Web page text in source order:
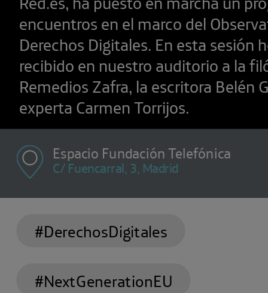
encuentros en el marco del
Derechos Digitales. En esta sesión
recibido en nuestro auditorio a la
Remedios Zafra, la escritora Belén
experta Carmen Torrijos.
Espacio Fundación Telefónica
C/ Fuencarral, 3, Madrid
#DerechosDigitales
#NextGenerationEU